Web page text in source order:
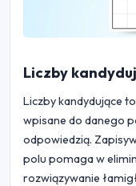
Liczby
Liczby kandydujące
wpisane do danego
odpowiedzią.
polu pomaga w
rozwiązywanie